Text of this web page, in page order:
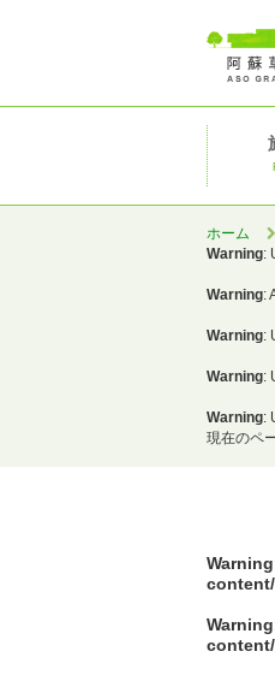
ホーム
Warning:
Warning:
Warning:
Warning:
Warning:
現在のペ
Warning
Warning